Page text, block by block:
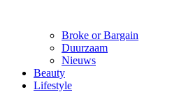
Broke or Bargain
Duurzaam
Nieuws
Beauty
Lifestyle